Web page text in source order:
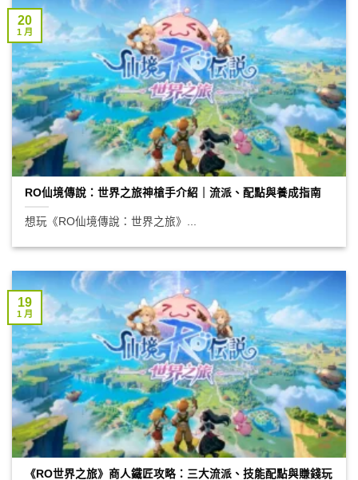
RO仙境傳說：世界之旅神槍手介紹｜流派、配點與養成指南
想玩《RO仙境傳說：世界之旅》...
20
1 月
《RO世界之旅》商人鐵匠攻略：三大流派、技能配點與賺錢玩
19
1 月